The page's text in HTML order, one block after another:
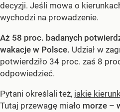
decyzji. Jeśli mowa o
wychodzi na prowadzenie.
Aż 58 proc. badanych
wakacje w Polsce. Udział w
potwierdziło 34 proc. zaś 8
odpowiedzieć.
Pytani określali też, jakie
Tutaj przewagę miało morze –